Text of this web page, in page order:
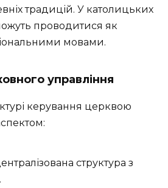
традицій. У католицьких
проводитися як
мовами.
управління
керування церквою
структура з